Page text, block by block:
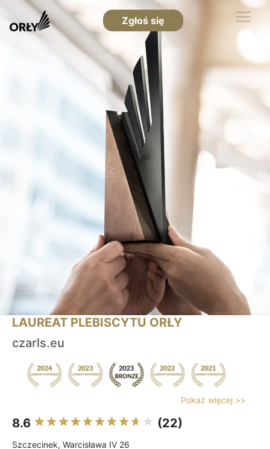
Zgłoś się
LAUREAT PLEBISCYTU ORŁY
czarls.eu
Pokaż więcej >>
8.6 (22)
Szczecinek, Warcisława IV 26